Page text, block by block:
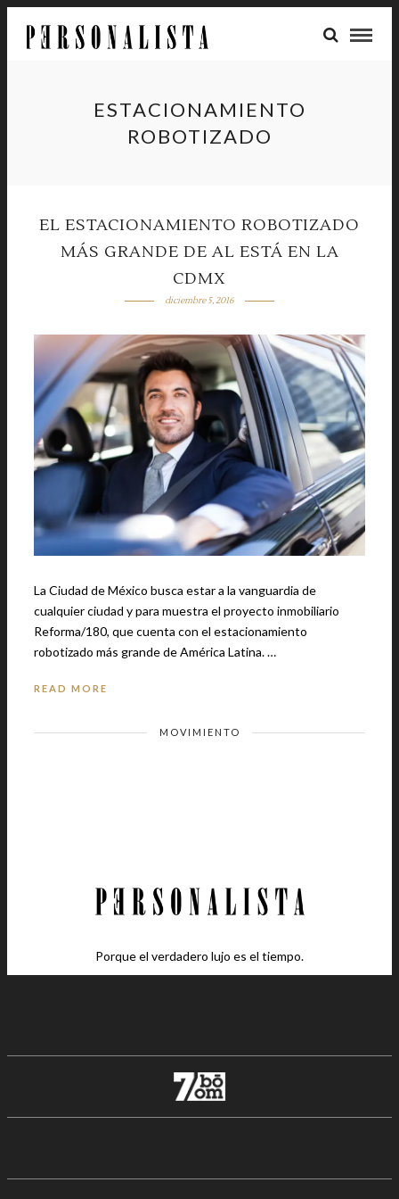
ESTACIONAMIENTO
ROBOTIZADO
EL ESTACIONAMIENTO ROBOTIZADO
MÁS GRANDE DE AL ESTÁ EN LA
CDMX
diciembre 5, 2016
La Ciudad de México busca estar a la vanguardia de
cualquier ciudad y para muestra el proyecto inmobiliario
Reforma/180, que cuenta con el estacionamiento
robotizado más grande de América Latina. …
READ MORE
MOVIMIENTO
Porque el verdadero lujo es el tiempo.